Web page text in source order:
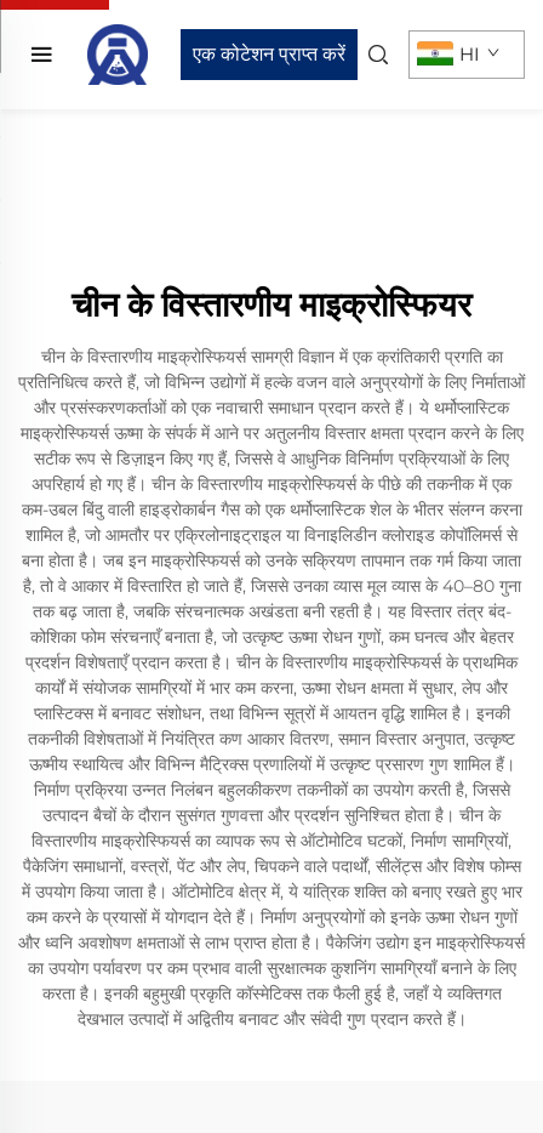
एक कोटेशन प्राप्त करें HI
चीन के विस्तारणीय माइक्रोस्फियर
चीन के विस्तारणीय माइक्रोस्फियर्स सामग्री विज्ञान में एक क्रांतिकारी प्रगति का
प्रतिनिधित्व करते हैं, जो विभिन्न उद्योगों में हल्के वजन वाले अनुप्रयोगों के लिए निर्माताओं
और प्रसंस्करणकर्ताओं को एक नवाचारी समाधान प्रदान करते हैं। ये थर्मोप्लास्टिक
माइक्रोस्फियर्स ऊष्मा के संपर्क में आने पर अतुलनीय विस्तार क्षमता प्रदान करने के लिए
सटीक रूप से डिज़ाइन किए गए हैं, जिससे वे आधुनिक विनिर्माण प्रक्रियाओं के लिए
अपरिहार्य हो गए हैं। चीन के विस्तारणीय माइक्रोस्फियर्स के पीछे की तकनीक में एक
कम-उबल बिंदु वाली हाइड्रोकार्बन गैस को एक थर्मोप्लास्टिक शेल के भीतर संलग्न करना
शामिल है, जो आमतौर पर एक्रिलोनाइट्राइल या विनाइलिडीन क्लोराइड कोपॉलिमर्स से
बना होता है। जब इन माइक्रोस्फियर्स को उनके सक्रियण तापमान तक गर्म किया जाता
है, तो वे आकार में विस्तारित हो जाते हैं, जिससे उनका व्यास मूल व्यास के 40–80 गुना
तक बढ़ जाता है, जबकि संरचनात्मक अखंडता बनी रहती है। यह विस्तार तंत्र बंद-
कोशिका फोम संरचनाएँ बनाता है, जो उत्कृष्ट ऊष्मा रोधन गुणों, कम घनत्व और बेहतर
प्रदर्शन विशेषताएँ प्रदान करता है। चीन के विस्तारणीय माइक्रोस्फियर्स के प्राथमिक
कार्यों में संयोजक सामग्रियों में भार कम करना, ऊष्मा रोधन क्षमता में सुधार, लेप और
प्लास्टिक्स में बनावट संशोधन, तथा विभिन्न सूत्रों में आयतन वृद्धि शामिल है। इनकी
तकनीकी विशेषताओं में नियंत्रित कण आकार वितरण, समान विस्तार अनुपात, उत्कृष्ट
ऊष्मीय स्थायित्व और विभिन्न मैट्रिक्स प्रणालियों में उत्कृष्ट प्रसारण गुण शामिल हैं।
निर्माण प्रक्रिया उन्नत निलंबन बहुलकीकरण तकनीकों का उपयोग करती है, जिससे
उत्पादन बैचों के दौरान सुसंगत गुणवत्ता और प्रदर्शन सुनिश्चित होता है। चीन के
विस्तारणीय माइक्रोस्फियर्स का व्यापक रूप से ऑटोमोटिव घटकों, निर्माण सामग्रियों,
पैकेजिंग समाधानों, वस्त्रों, पेंट और लेप, चिपकने वाले पदार्थों, सीलेंट्स और विशेष फोम्स
में उपयोग किया जाता है। ऑटोमोटिव क्षेत्र में, ये यांत्रिक शक्ति को बनाए रखते हुए भार
कम करने के प्रयासों में योगदान देते हैं। निर्माण अनुप्रयोगों को इनके ऊष्मा रोधन गुणों
और ध्वनि अवशोषण क्षमताओं से लाभ प्राप्त होता है। पैकेजिंग उद्योग इन माइक्रोस्फियर्स
का उपयोग पर्यावरण पर कम प्रभाव वाली सुरक्षात्मक कुशनिंग सामग्रियाँ बनाने के लिए
करता है। इनकी बहुमुखी प्रकृति कॉस्मेटिक्स तक फैली हुई है, जहाँ ये व्यक्तिगत
देखभाल उत्पादों में अद्वितीय बनावट और संवेदी गुण प्रदान करते हैं।